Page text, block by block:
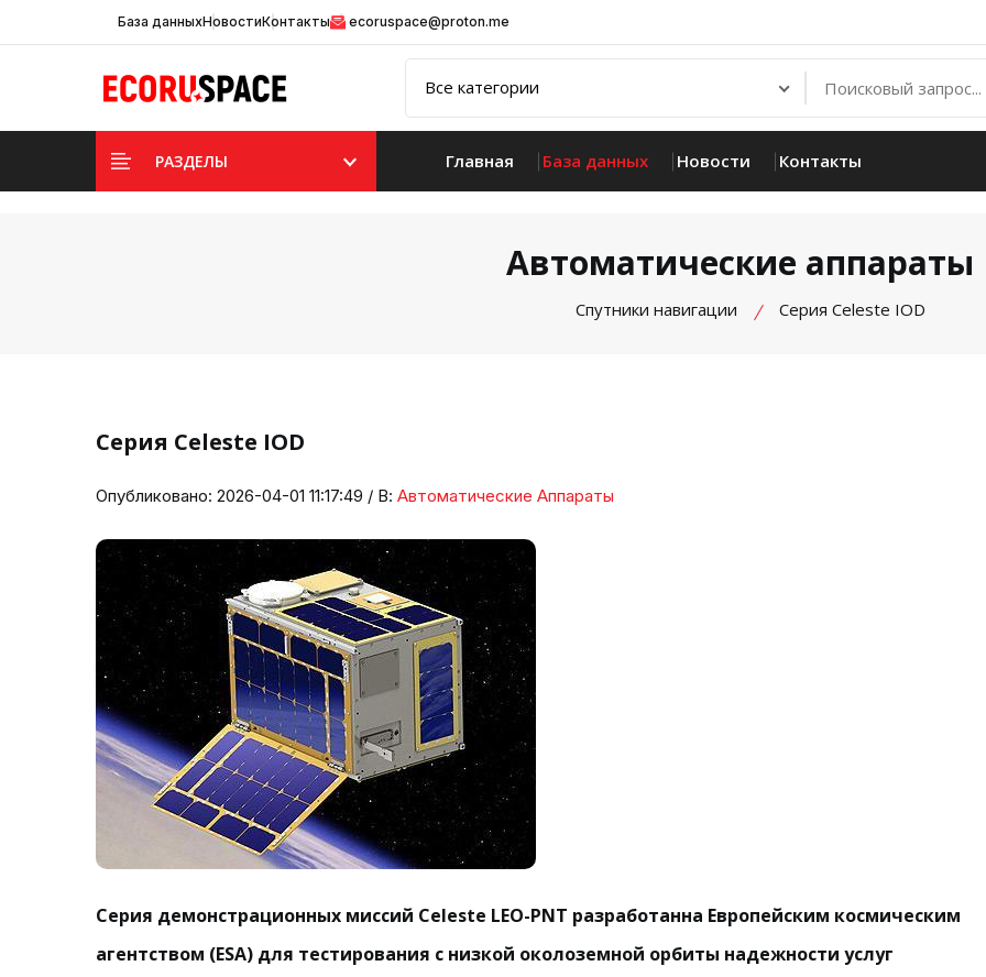
База данныхНовостиКонтакты ecoruspace@proton.me
РАЗДЕЛЫ Главная База данных Новости Контакты
Автоматические аппараты
Спутники навигации Серия Celeste IOD
Серия Celeste IOD
Опубликовано: 2026-04-01 11:17:49 / В: Автоматические Аппараты
Серия демонстрационных миссий Celeste LEO-PNT разработанна Европейским космическим
агентством (ESA) для тестирования с низкой околоземной орбиты надежности услуг